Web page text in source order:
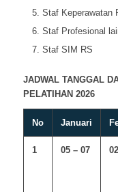
Staf Keperawatan
Staf Profesional
Staf SIM RS
JADWAL TANGGAL
PELATIHAN 2026
No Januari
1 05 – 07